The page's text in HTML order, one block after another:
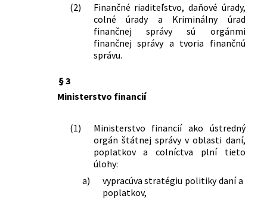
(2)
Finančné riaditeľstvo, daňové úrady,
colné úrady a Kriminálny úrad
finančnej správy sú orgánmi
finančnej správy a tvoria finančnú
správu.
§ 3
Ministerstvo financií
(1)
Ministerstvo financií ako ústredný
orgán štátnej správy v oblasti daní,
poplatkov a colníctva plní tieto
úlohy:
a)
vypracúva stratégiu politiky daní a
poplatkov,